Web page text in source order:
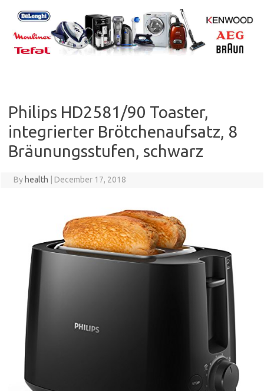
content
Philips HD2581/90 Toaster,
integrierter Brötchenaufsatz, 8
Bräunungsstufen, schwarz
By health December 17, 2018